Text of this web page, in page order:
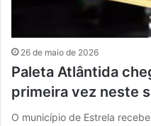
26 de maio de 2026
Paleta Atlântida
primeira vez neste
O município de Estrela